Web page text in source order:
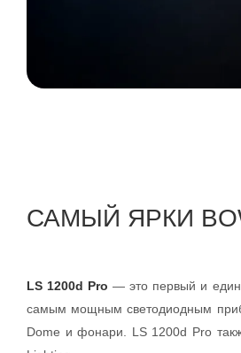
САМЫЙ ЯРКИ
LS 1200d Pro — это первый и
самым мощным светодиодным
Dome и фонари. LS 1200d Pro